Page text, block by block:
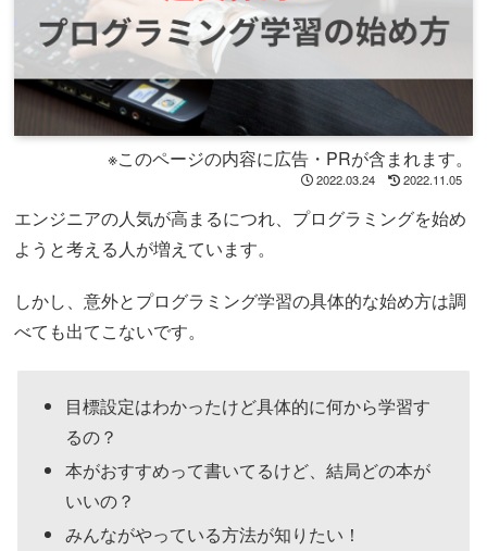
※このページの内容に広告・PRが含まれます。
2022.03.24 2022.11.05
エンジニアの人気が高まるにつれ、プログラミングを始め
ようと考える人が増えています。
しかし、意外とプログラミング学習の具体的な始め方は調
べても出てこないです。
目標設定はわかったけど具体的に何から学習す
るの？
本がおすすめって書いてるけど、結局どの本が
いいの？
みんながやっている方法が知りたい！